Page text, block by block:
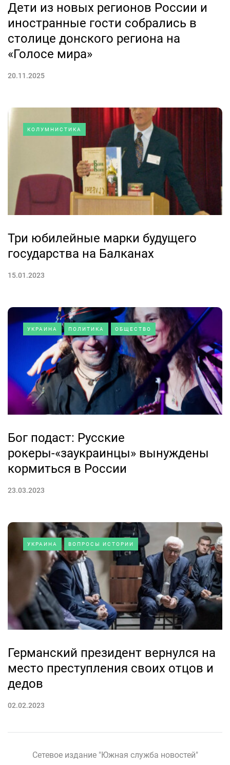
Дети из новых регионов России и
иностранные гости собрались в
столице донского региона на
«Голосе мира»
20.11.2025
КОЛУМНИСТИКА
Три юбилейные марки будущего
государства на Балканах
15.01.2023
УКРАИНА ПОЛИТИКА ОБЩЕСТВО
Бог подаст: Русские
рокеры-«заукраинцы» вынуждены
кормиться в России
23.03.2023
УКРАИНА ВОПРОСЫ ИСТОРИИ
Германский президент вернулся на
место преступления своих отцов и
дедов
02.02.2023
Сетевое издание "Южная служба новостей"